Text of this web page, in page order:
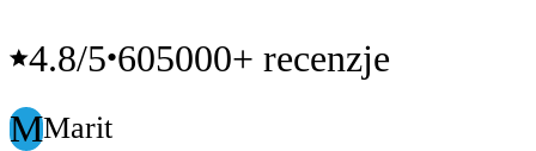
4.8/5•605000+ recenzje
MMarit